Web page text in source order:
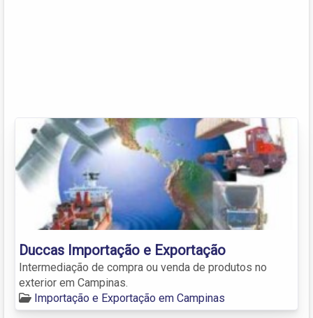
Duccas Importação e Exportação
Intermediação de compra ou venda de produtos no
exterior em Campinas.
Importação e Exportação em Campinas